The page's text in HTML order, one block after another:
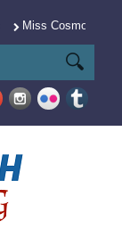
Miss Cosmo 2025